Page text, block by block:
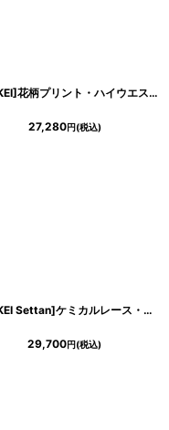
[ERUKEI]花柄プリント・ハイウエスト・Vネック・ノースリーブ・マキシ・ロングドレス・Aライン[れお着用]《送料＆代引き手数料無料》
27,280円(税込)
[ERUKEI Settan]ケミカルレース・ペプラム・タイト・ミニドレス・ショート丈・ワンピース[山崎みどり着用]《送料＆代引き手数料無料》mywh
29,700円(税込)